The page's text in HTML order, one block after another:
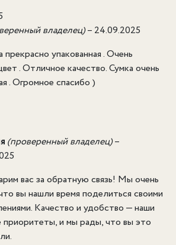
владелец)– 24.09.2025
упакованная . Очень
. Отличное качество. Сумка очень
. Огромное спасибо )
(проверенный владелец)–
вас за обратную связь! Мы очень
вы нашли время поделиться своими
Качество и удобство — наши
приоритеты, и мы рады, что вы это